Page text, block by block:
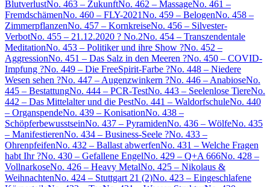
BlutverlustNo. 463 – ZukunftNo. 462 – MassageNo. 461 –
FremdschämenNo. 460 – FLY-2021No. 459 – BelogenNo. 458 –
ZimmerpflanzenNo. 457 – KornkreiseNo. 456 – Silvester-
VerbotNo. 455 – 21.12.2020 ? No.2No. 454 – Transzendentale
MeditationNo. 453 – Politiker und ihre Show ?No. 452 –
AggressionNo. 451 – Das Salz in den Meeren ?No. 450 – COVID-
Impfung ?No. 449 – Die FreeSpirit-Farbe ?No. 448 – Niedere
Wesen sehen ?No. 447 – Augenzwinkern ?No. 446 – AnabioseNo.
445 – BestattungNo. 444 – PCR-TestNo. 443 – Seelenlose TiereNo.
442 – Das Mittelalter und die PestNo. 441 – WaldorfschuleNo. 440
– OrganspendeNo. 439 – KonisationNo. 438 –
SchöpferbewusstseinNo. 437 – PyramidenNo. 436 – WölfeNo. 435
– ManifestierenNo. 434 – Business-Seele ?No. 433 –
OhrenpfeifenNo. 432 – Ballast abwerfenNo. 431 – Welche Fragen
habt Ihr ?No. 430 – Gefallene EngelNo. 429 – Q+A 666No. 428 –
VollnarkoseNo. 426 – Heavy MetalNo. 425 – Nikolaus &
WeihnachtenNo. 424 – Stuttgart 21 (2)No. 423 – Eingeschlafene